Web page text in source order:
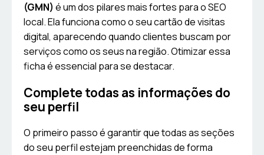
(GMN) é um dos pilares mais fortes para o SEO
local. Ela funciona como o seu cartão de visitas
digital, aparecendo quando clientes buscam por
serviços como os seus na região. Otimizar essa
ficha é essencial para se destacar.
Complete todas as informações do
seu perfil
O primeiro passo é garantir que todas as seções
do seu perfil estejam preenchidas de forma